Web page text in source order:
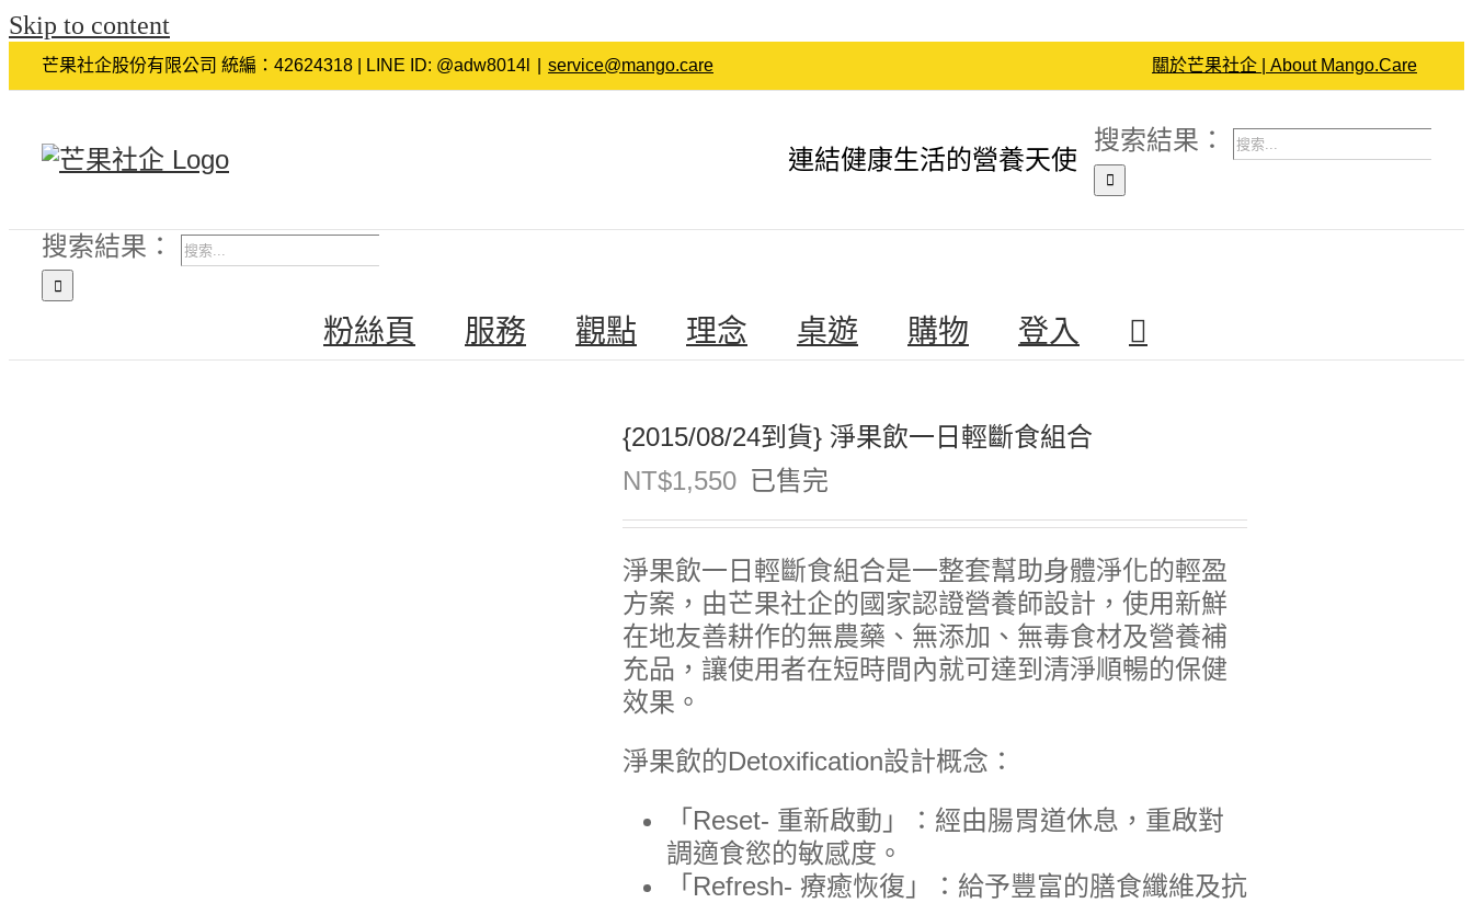
Skip to content
芒果社企股份有限公司 統編：42624318 | LINE ID: @adw8014l service@mango.care 關於芒果社企 | About Mango.Care
連結健康生活的營養天使
搜索結果：
搜索結果：
粉絲頁 服務 觀點 理念 桌遊 購物 登入
{2015/08/24到貨} 淨果飲一日輕斷食組合
NT$1,550 已售完
淨果飲一日輕斷食組合是一整套幫助身體淨化的輕盈
方案，由芒果社企的國家認證營養師設計，使用新鮮
在地友善耕作的無農藥、無添加、無毒食材及營養補
充品，讓使用者在短時間內就可達到清淨順暢的保健
效果。
淨果飲的Detoxification設計概念：
「Reset- 重新啟動」：經由腸胃道休息，重啟對
調適食慾的敏感度。
「Refresh- 療癒恢復」：給予豐富的膳食纖維及抗